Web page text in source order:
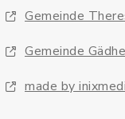
Gemeinde
Gemeinde
made by